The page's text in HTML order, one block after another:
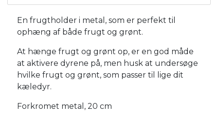
En frugtholder i metal, som er perfekt til
ophæng af både frugt og grønt.
At hænge frugt og grønt op, er en god måde
at aktivere dyrene på, men husk at undersøge
hvilke frugt og grønt, som passer til lige dit
kæledyr.
Forkromet metal, 20 cm